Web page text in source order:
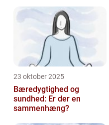
23 oktober 2025
Bæredygtighed og
sundhed: Er der en
sammenhæng?